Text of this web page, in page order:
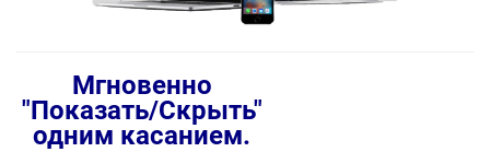
Мгновенно
"Показать/Скрыть"
одним касанием.